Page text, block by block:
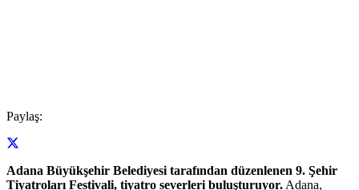
Paylaş:
Adana Büyükşehir Belediyesi tarafından düzenlenen 9. Şehir
Tiyatroları Festivali, tiyatro severleri buluşturuyor. Adana,